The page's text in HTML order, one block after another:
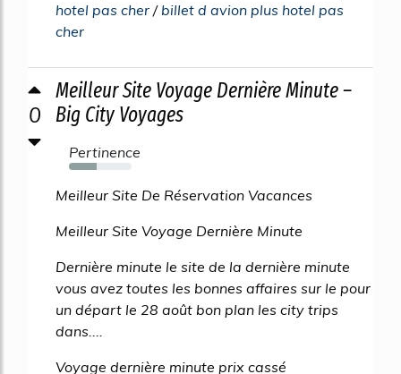
hotel pas cher / billet d avion plus hotel pas
cher
0
Meilleur Site Voyage Dernière Minute –
Big City Voyages
Pertinence
44%
Meilleur Site De Réservation Vacances
Meilleur Site Voyage Dernière Minute
Dernière minute le site de la dernière minute
vous avez toutes les bonnes affaires sur le pour
un départ le 28 août bon plan les city trips
dans....
Voyage dernière minute prix cassé